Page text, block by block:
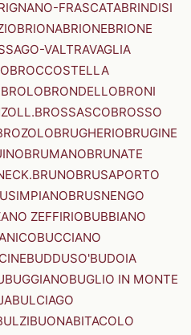
FRASCATABRINDISI
BRIONABRIONEBRIONE
VALTRAVAGLIA
BROCCOSTELLA
BROLOBRONDELLOBRONI
BROSSASCOBROSSO
BRUGHERIOBRUGINE
BRUMANOBRUNATE
BRUNOBRUSAPORTO
BRUSNENGO
ZEFFIRIOBUBBIANO
BUCCIANO
BUDDUSO'BUDOIA
BUGGIANOBUGLIO IN MONTE
BULCIAGO
BUONABITACOLO